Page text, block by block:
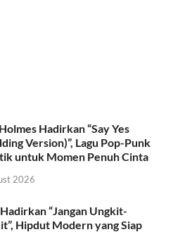
Hadirkan “Say Yes
Version)”, Lagu Pop-Punk
untuk Momen Penuh Cinta
2026
“Jangan Ungkit-
Hipdut Modern yang Siap